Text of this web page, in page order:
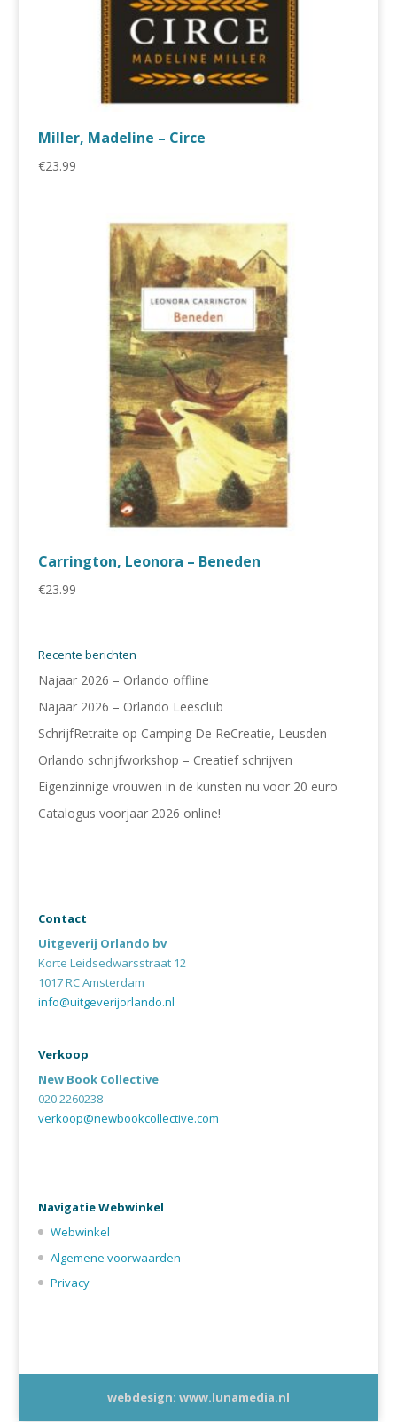
Miller, Madeline – Circe
€23.99
Carrington, Leonora – Beneden
€23.99
Recente berichten
Najaar 2026 – Orlando offline
Najaar 2026 – Orlando Leesclub
SchrijfRetraite op Camping De ReCreatie, Leusden
Orlando schrijfworkshop – Creatief schrijven
Eigenzinnige vrouwen in de kunsten nu voor 20 euro
Catalogus voorjaar 2026 online!
Contact
Uitgeverij Orlando bv
Korte Leidsedwarsstraat 12
1017 RC Amsterdam
info@uitgeverijorlando.nl
Verkoop
New Book Collective
020 2260238
verkoop@newbookcollective.com
Navigatie Webwinkel
Webwinkel
Algemene voorwaarden
Privacy
webdesign: www.lunamedia.nl